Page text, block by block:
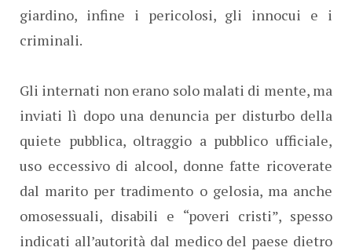
giardino, infine i pericolosi, gli innocui e i
criminali.
Gli internati non erano solo malati di mente, ma
inviati lì dopo una denuncia per disturbo della
quiete pubblica, oltraggio a pubblico ufficiale,
uso eccessivo di alcool, donne fatte ricoverate
dal marito per tradimento o gelosia, ma anche
omosessuali, disabili e “poveri cristi”, spesso
indicati all’autorità dal medico del paese dietro